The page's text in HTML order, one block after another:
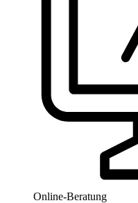
Online-Beratung